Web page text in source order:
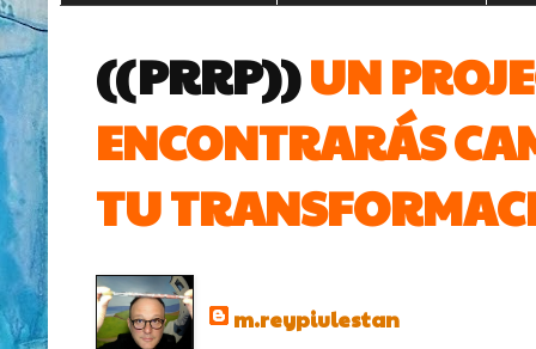
((PRRP))UN
ENCONTRARÁS
TU
m.reypiulestan